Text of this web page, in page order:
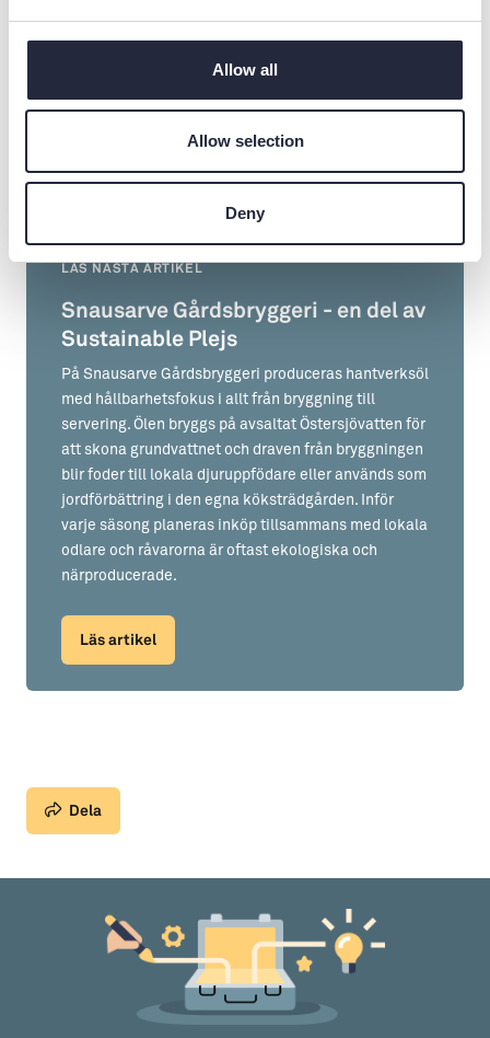
Allow all
Allow selection
Deny
LÄS NÄSTA ARTIKEL
Snausarve Gårdsbryggeri - en del av
Sustainable Plejs
På Snausarve Gårdsbryggeri produceras hantverksöl
med hållbarhetsfokus i allt från bryggning till
servering. Ölen bryggs på avsaltat Östersjövatten för
att skona grundvattnet och draven från bryggningen
blir foder till lokala djuruppfödare eller används som
jordförbättring i den egna köksträdgården. Inför
varje säsong planeras inköp tillsammans med lokala
odlare och råvarorna är oftast ekologiska och
närproducerade.
Läs artikel
Dela